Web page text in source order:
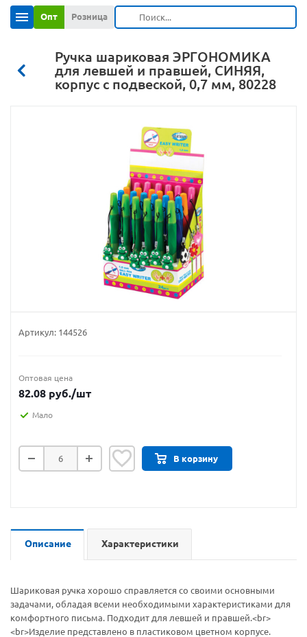
Опт Розница
Ручка шариковая ЭРГОНОМИКА
для левшей и правшей, СИНЯЯ,
корпус с подвеской, 0,7 мм, 80228
Артикул: 144526
Оптовая цена
82.08 руб./шт
Мало
В корзину
Описание Характеристики
Шариковая ручка хорошо справляется со своими основными
задачами, обладая всеми необходимыми характеристиками для
комфортного письма. Подходит для левшей и правшей.<br>
<br>Изделие представлено в пластиковом цветном корпусе.